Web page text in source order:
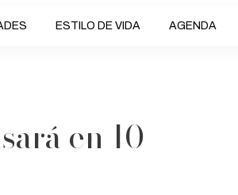
ESTILO DE VIDA AGENDA
en 10